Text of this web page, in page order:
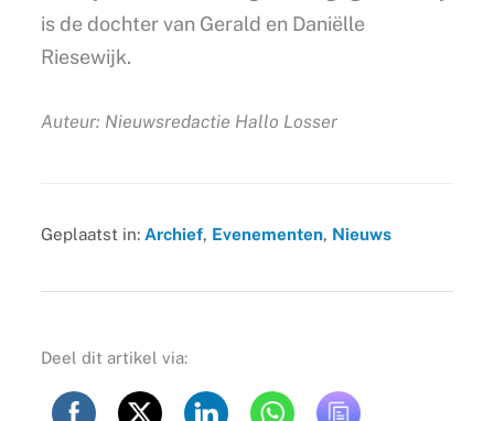
is de dochter van Gerald en Daniëlle
Riesewijk.
Auteur: Nieuwsredactie Hallo Losser
Geplaatst in: Archief, Evenementen, Nieuws
Deel dit artikel via: